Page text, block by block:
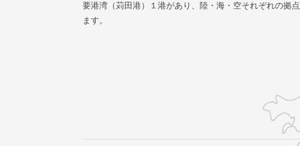
要港湾（苅田港）１港があり、陸・海・空それぞれの拠
ます。